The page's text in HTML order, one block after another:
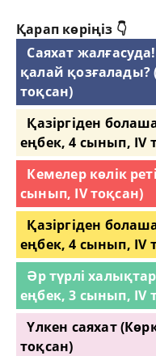
Қарап көріңіз 👇
Саяхат
қалай
тоқсан)
Қазіргіден
еңбек, 4 сынып, IV
Кемелер көлік
сынып, IV тоқсан)
Қазіргіден
еңбек, 4 сынып, IV
Әр түрлі
еңбек, 3 сынып, IV
Үлкен саяхат
тоқсан)